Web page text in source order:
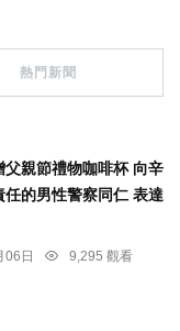
熱門新聞
親節禮物咖啡杯 向辛
的男性警察同仁 表達
06日
9,295 觀看